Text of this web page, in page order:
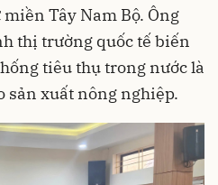
Tây Nam Bộ. Ông
thị trường quốc tế biến
tiêu thụ trong nước là
sản xuất nông nghiệp.